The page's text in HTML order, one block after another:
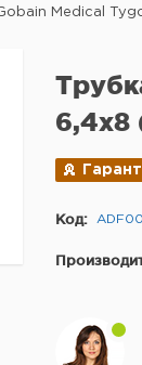
Medical
6,4x8
Код: